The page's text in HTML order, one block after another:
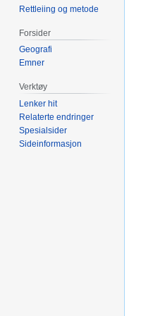
Rettleiing og metode
Forsider
Geografi
Emner
Verktøy
Lenker hit
Relaterte endringer
Spesialsider
Sideinformasjon